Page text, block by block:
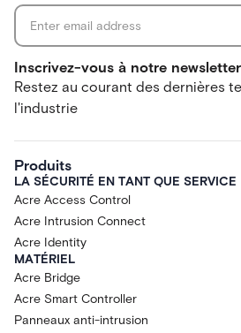
Inscrivez-vous à notre newsletter
Restez au courant des dernières
l'industrie
Produits
LA SÉCURITÉ EN TANT QUE SERVICE
Acre Access Control
Acre Intrusion Connect
Acre Identity
MATÉRIEL
Acre Bridge
Acre Smart Controller
Panneaux anti-intrusion